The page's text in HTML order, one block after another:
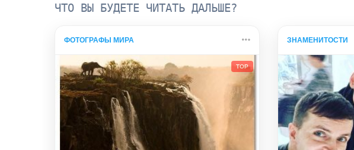
ЧТО ВЫ БУДЕТЕ ЧИТАТЬ ДАЛЬШЕ?
ФОТОГРАФЫ МИРА
TOP
ЗНАМЕНИТОСТИ